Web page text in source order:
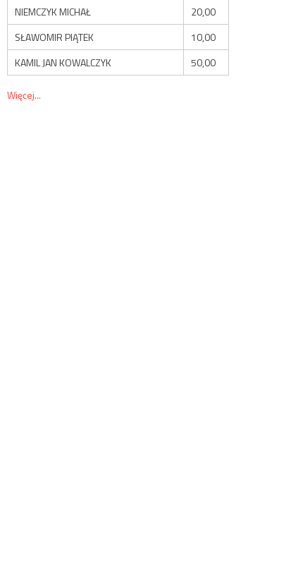
NIEMCZYK MICHAŁ
20,00
SŁAWOMIR PIĄTEK
10,00
KAMIL JAN KOWALCZYK
50,00
Więcej...